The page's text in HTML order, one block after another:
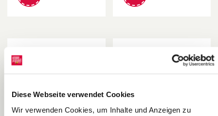
Diese Webseite verwendet Cookies
Wir verwenden Cookies, um Inhalte und Anzeigen zu